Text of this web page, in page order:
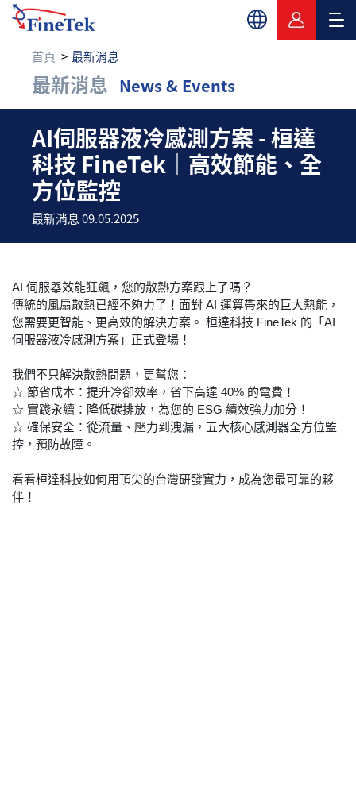
首頁 最新消息
最新消息 News & Events
AI伺服器液冷感測方
AI伺服器液冷感測方案 - 桓達
科技 FineTek｜高效節能、全
方位監控
最新消息 09.05.2025
AI 伺服器效能狂飆，您的散熱方案跟上了嗎？
傳統的風扇散熱已經不夠力了！面對 AI 運算帶來的巨大熱能，
您需要更智能、更高效的解決方案。 桓達科技 FineTek 的「AI
伺服器液冷感測方案」正式登場！
我們不只解決散熱問題，更幫您：
☆ 節省成本：提升冷卻效率，省下高達 40% 的電費！
☆ 實踐永續：降低碳排放，為您的 ESG 績效強力加分！
☆ 確保安全：從流量、壓力到洩漏，五大核心感測器全方位監
控，預防故障。
看看桓達科技如何用頂尖的台灣研發實力，成為您最可靠的夥
伴！